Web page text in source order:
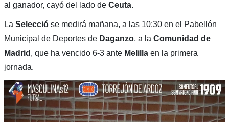
al ganador, cayó del lado de Ceuta.
La Seleccióse medirá mañana, a las 10:30 en el Pabellón
Municipal de Deportes de Daganzo, a la Comunidad de
Madrid , que ha vencido 6-3 ante Melillaen la primera
jornada.